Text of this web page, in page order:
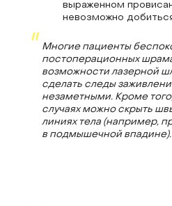
выраженном
невозможно
Многие пациенты
постоперационных
возможности лазерной
сделать следы
незаметными. Кроме
случаях можно скрыть
линиях тела (например,
в подмышечной впадине).